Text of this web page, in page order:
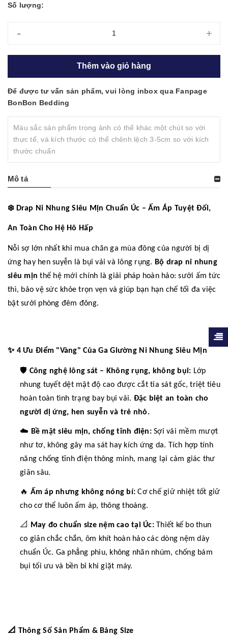
Số lượng:
- +
Thêm vào giỏ hàng
Để được tư vấn sản phẩm, vui lòng inbox qua Fanpage
BonBon Bedding
Màu sắc sản phẩm trong ảnh có thể khác một chút so với
thực tế, và kích thước có thể chênh lệch 3-5cm so với kích
thước chuẩn
Mô tả
❄️Drap Nỉ Nhung Siêu Mịn Chuẩn Úc – Ấm Áp Tuyệt Đối,
An Toàn Cho Hệ Hô Hấp
Nỗi sợ lớn nhất khi mua chăn ga mùa đông của người bị dị
ứng hay hen suyễn là bụi vải và lông rụng. Bộ drap nỉ nhung
siêu mịn thế hệ mới chính là giải pháp hoàn hảo: sưởi ấm tức
thì, bảo vệ sức khỏe trọn vẹn và giúp bạn hạn chế tối đa việc
bật sưởi phòng đêm đông.
✨4 Ưu Điểm "Vàng" Của Ga Giường Nỉ Nhung Siêu Mịn
🛡️ Công nghệ lông sát – Không rụng, không bụi: Lớp
nhung tuyết dệt mật độ cao được cắt tỉa sát gốc, triệt tiêu
hoàn toàn tình trạng bay bụi vải. Đặc biệt an toàn cho
người dị ứng, hen suyễn và trẻ nhỏ.
☁️ Bề mặt siêu mịn, chống tĩnh điện:Sợi vải mềm mượt
như tơ, không gây ma sát hay kích ứng da. Tích hợp tính
năng chống tĩnh điện thông minh, mang lại cảm giác thư
giãn sâu.
🔥 Ấm áp nhưng không nóng bí: Cơ chế giữ nhiệt tốt giữ
cho cơ thể luôn ấm áp, thông thoáng.
📐 May đo chuẩn size nệm cao tại Úc:Thiết kế bo thun
co giãn chắc chắn, ôm khít hoàn hảo các dòng nệm dày
chuẩn Úc. Ga phẳng phiu, không nhăn nhúm, chống bám
bụi tối ưu và bền bỉ khi giặt máy.
📐 Thông Số Sản Phẩm & Bảng Size